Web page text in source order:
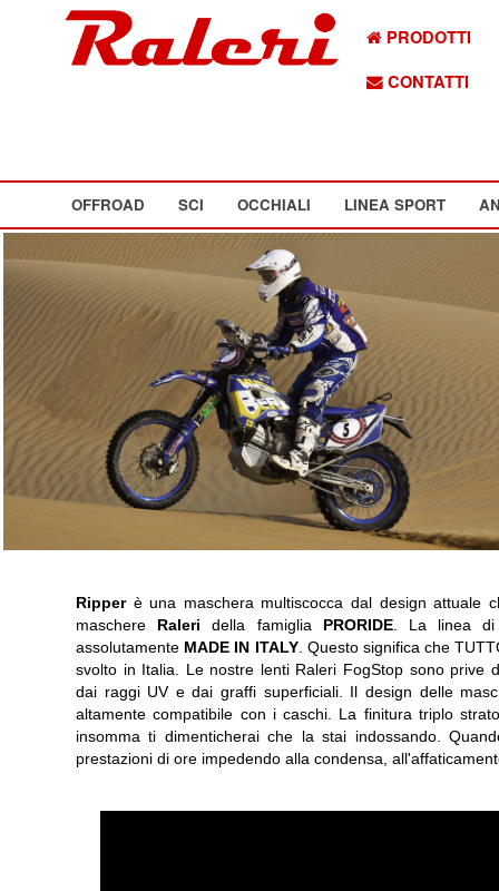
PRODOTTI
CONTATTI
OFFROAD SCI OCCHIALI LINEA SPORT
Ripper è una maschera multiscocca dal design attuale
maschere Raleri della famiglia PRORIDE. La linea
assolutamente MADE IN ITALY. Questo significa che
svolto in Italia. Le nostre lenti Raleri FogStop sono prive
dai raggi UV e dai graffi superficiali. Il design delle
altamente compatibile con i caschi. La finitura triplo
insomma ti dimenticherai che la stai indossando.
prestazioni di ore impedendo alla condensa,